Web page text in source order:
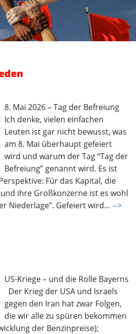
M
a
i
n
S
k
i
p
t
e
n
t
8. Mai 2026 – Tag der Befreiung
Ich denke, vielen einfachen
Leuten ist gar nicht bewusst, was
am 8. Mai überhaupt gefeiert
wird und warum der Tag “Tag der
Befreiung” genannt wird. Es ist
Für das Kapital, die
ihre Großkonzerne ist es wohl
Niederlage”. Gefeiert wird… -->
US-Kriege – und die Rolle Bayerns
Der Krieg der USA und Israels
gegen den Iran hat zwar Folgen,
die wir alle zu spüren bekommen
der Benzinpreise);